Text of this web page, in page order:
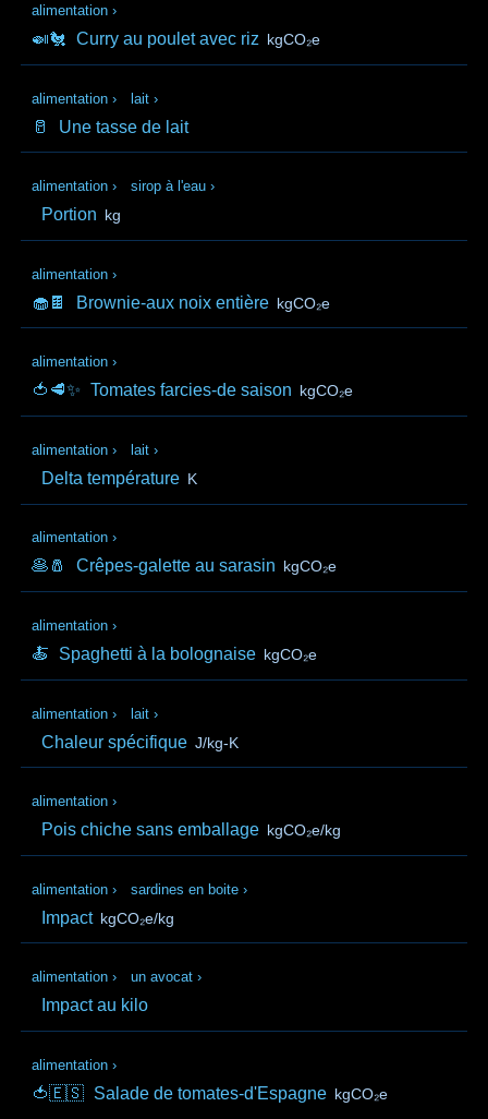
alimentation ›
🍛🐔 Curry au poulet avec riz kgCO₂e
alimentation › lait ›
🥛 Une tasse de lait
alimentation › sirop à l'eau ›
Portion kg
alimentation ›
🧁🍫 Brownie-aux noix entière kgCO₂e
alimentation ›
🍅🥩✨ Tomates farcies-de saison kgCO₂e
alimentation › lait ›
Delta température K
alimentation ›
🥞🧂 Crêpes-galette au sarasin kgCO₂e
alimentation ›
🍝 Spaghetti à la bolognaise kgCO₂e
alimentation › lait ›
Chaleur spécifique J/kg-K
alimentation ›
Pois chiche sans emballage kgCO₂e/kg
alimentation › sardines en boite ›
Impact kgCO₂e/kg
alimentation › un avocat ›
Impact au kilo
alimentation ›
🍅🇪🇸 Salade de tomates-d'Espagne kgCO₂e